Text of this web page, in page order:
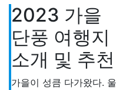
2023 가을
단풍 여행지
소개 및 추천
가을이 성큼 다가왔다. 울